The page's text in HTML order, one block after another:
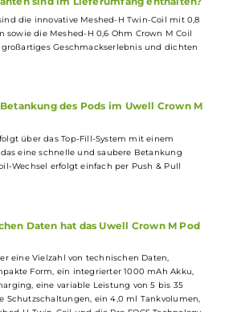
Wheel zur Einstellung des Modus und der
Airflow-Control, ein komfortables Top-Fill-
mit 360° Blick auf den Liquidstand und eine
H Twin-Coil mit patentierter Pro-FOCS Flavor
Crown M Pod Kit bedient?
den Feuertaster und das Scroll-Wheel bedient,
einzustellen und den gewünschten Modus
Bedienung ist einfach und intuitiv, und alle
werden auf dem OLED-Display
sind im Uwell Crown M
einen 10-Sekunden Overtime Cut-Off, einen
Standby-Mode nach 8-sekündiger Inaktivität